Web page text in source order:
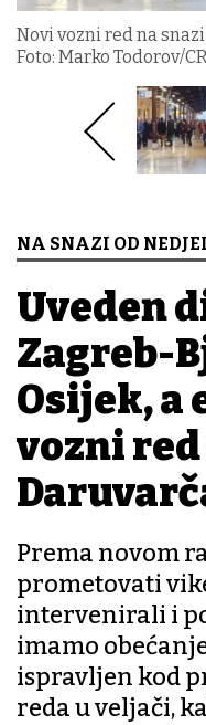
Novi vozni red na
Foto: Marko Todorov/
NA SNAZI OD
Uveden
Zagreb-
Osijek, a
vozni
Prema novom
prometovati
intervenirali i
imamo
ispravljen kod
reda u veljači,